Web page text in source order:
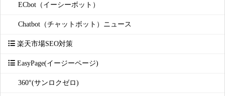
ECbot（イーシーボット）
Chatbot（チャットボット）ニュース
楽天市場SEO対策
EasyPage(イージーページ)
360°(サンロクゼロ)